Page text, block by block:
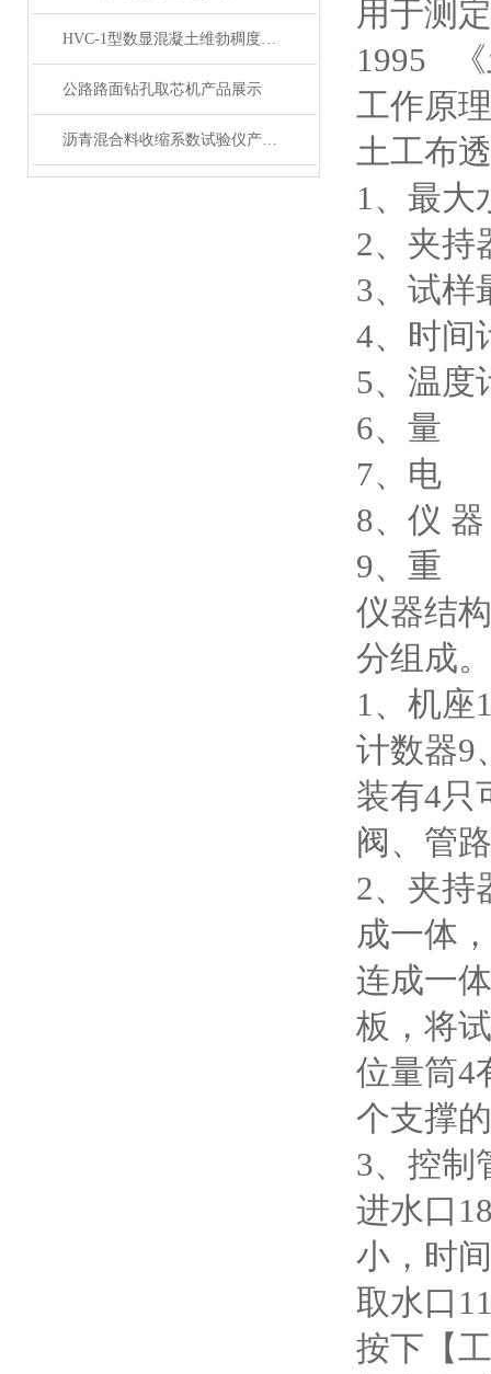
HVC-1型数显混凝土维勃稠度仪产品展示
公路路面钻孔取芯机产品展示
沥青混合料收缩系数试验仪产品展示
用于测
1995 《
工作原
土工布
1、最大
2、夹
3、试样
4、时
5、温
6、量
7、电
8、仪
9、重
仪器结
分组成
1、机座
计数器9
装有4只
阀、管
2、夹持
成一体
连成一
板，将
位量筒4
个支撑
3、控制
进水口
小，时
取水口
按下【